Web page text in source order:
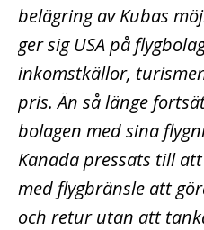
belägring av Kubas
ger sig USA på
inkomstkällor,
pris.Än så länge
bolagen med sina
Kanada pressats till
med flygbränsle att
och retur utan att